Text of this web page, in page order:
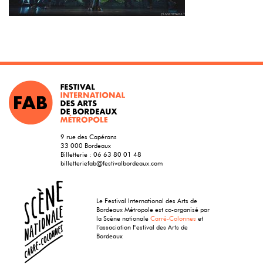
9 rue des Capérans
33 000 Bordeaux
Billetterie : 06 63 80 01 48
billetteriefab@festivalbordeaux.com
Le Festival International des Arts de
Bordeaux Métropole est co-organisé par
la Scène nationaleCarré-Colonnes et
l’association Festival des Arts de
Bordeaux